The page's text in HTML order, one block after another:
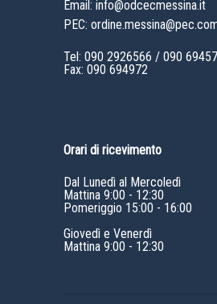
Email: info@odcecmessina.it
PEC:
Tel: 090 2926566 / 090
Fax: 090 694972
Orari di ricevimento
Dal Lunedì al Mercoledì
Mattina 9:00 - 12:30
Pomeriggio 15:00 - 16:00
Giovedì e Venerdì
Mattina 9:00 - 12:30